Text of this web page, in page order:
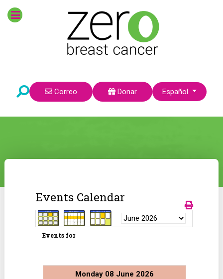
Correo Donar Seleccione su idioma
Español
Events Calendar
Events for
Monday 08 June 2026